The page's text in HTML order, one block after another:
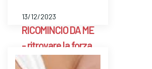
13/12/2023
RICOMINCIO DA ME
- ritrovare la forza
in se stessi e